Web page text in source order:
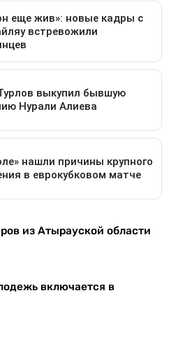
из Атырауской области
включается в